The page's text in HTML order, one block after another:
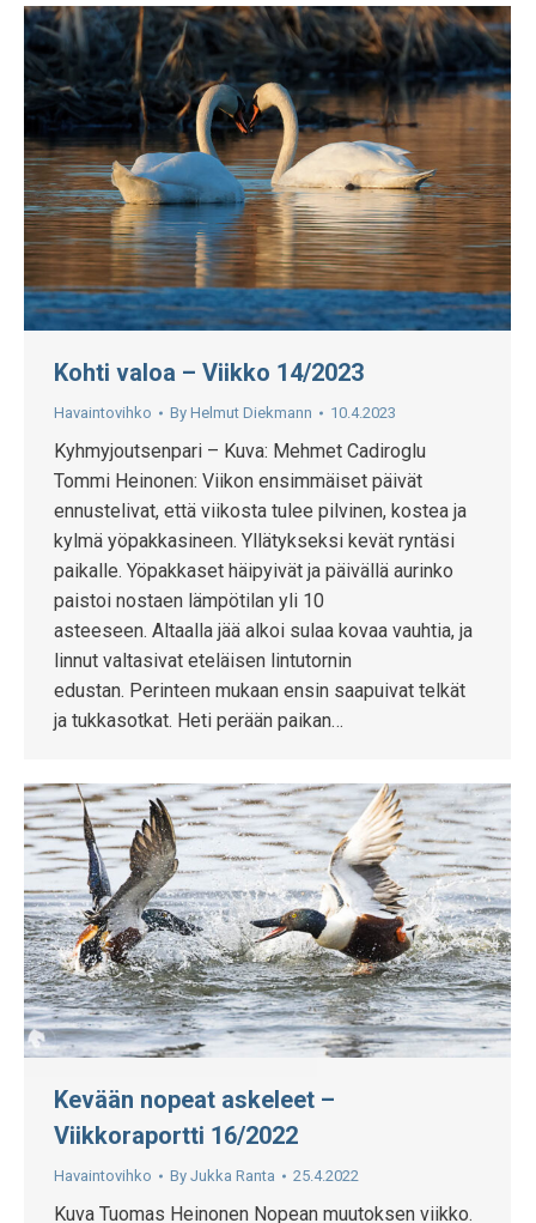
Kohti valoa – Viikko 14/2023
Havaintovihko By Helmut Diekmann 10.4.2023
Kyhmyjoutsenpari – Kuva: Mehmet Cadiroglu
Tommi Heinonen: Viikon ensimmäiset päivät
ennustelivat, että viikosta tulee pilvinen, kostea ja
kylmä yöpakkasineen. Yllätykseksi kevät ryntäsi
paikalle. Yöpakkaset häipyivät ja päivällä aurinko
paistoi nostaen lämpötilan yli 10
asteeseen. Altaalla jää alkoi sulaa kovaa vauhtia, ja
linnut valtasivat eteläisen lintutornin
edustan. Perinteen mukaan ensin saapuivat telkät
ja tukkasotkat. Heti perään paikan…
Kevään nopeat askeleet –
Viikkoraportti 16/2022
Havaintovihko By Jukka Ranta 25.4.2022
Kuva Tuomas Heinonen Nopean muutoksen viikko.